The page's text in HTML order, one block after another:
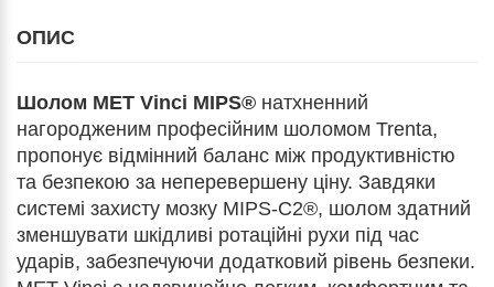
ОПИС
Шолом MET Vinci MIPS® натхненний
нагородженим професійним шоломом Trenta,
пропонує відмінний баланс між продуктивністю
та безпекою за неперевершену ціну. Завдяки
системі захисту мозку MIPS-C2®, шолом здатний
зменшувати шкідливі ротаційні рухи під час
ударів, забезпечуючи додатковий рівень безпеки.